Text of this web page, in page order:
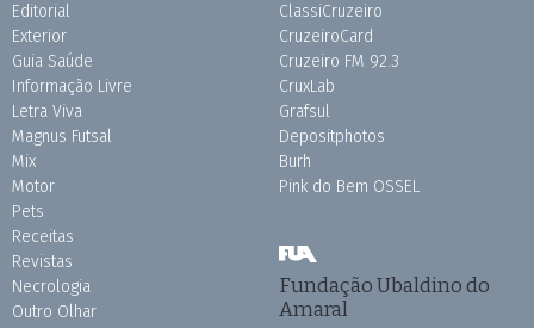
Editorial
Exterior
Guia Saúde
Informação Livre
Letra Viva
Magnus Futsal
Mix
Motor
Pets
Receitas
Revistas
Necrologia
Outro Olhar
ClassiCruzeiro
CruzeiroCard
Cruzeiro FM 92.3
CruxLab
Grafsul
Depositphotos
Burh
Pink do Bem OSSEL
Fundação Ubaldino do
Amaral